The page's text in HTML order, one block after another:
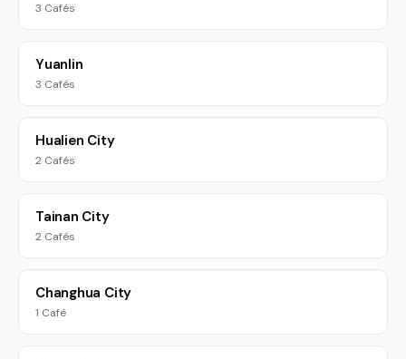
3 Cafés
Yuanlin
3 Cafés
Hualien City
2 Cafés
Tainan City
2 Cafés
Changhua City
1 Café